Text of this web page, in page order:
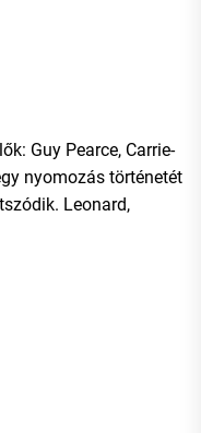
Guy Pearce, Carrie-
nyomozás történetét
Leonard,